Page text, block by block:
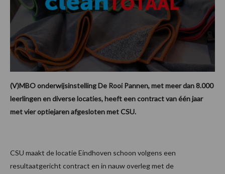
(V)MBO onderwijsinstelling De Rooi Pannen, met meer dan 8.000
leerlingen en diverse locaties, heeft een contract van één jaar
met vier optiejaren afgesloten met CSU.
CSU maakt de locatie Eindhoven schoon volgens een
resultaatgericht contract en in nauw overleg met de